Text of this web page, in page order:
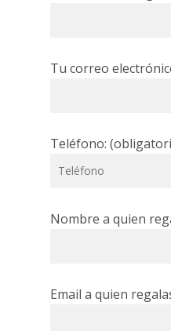
Tu correo
Teléfono:
Nombre a quien
Email a quien